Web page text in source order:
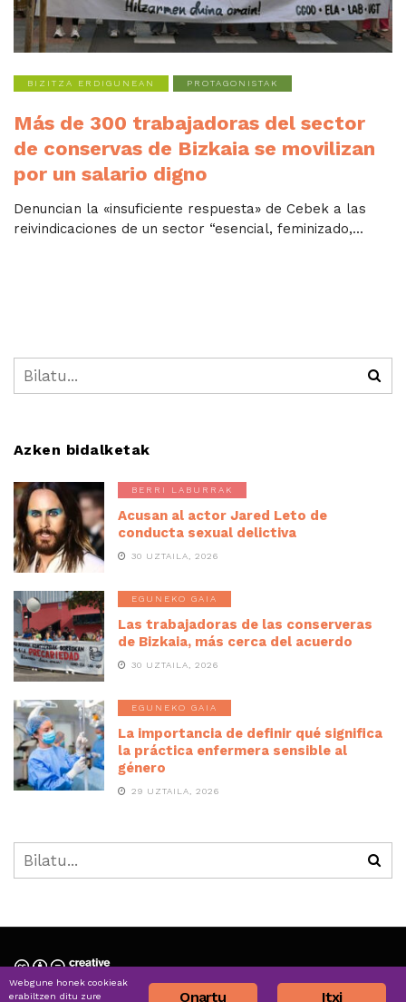
BIZITZA ERDIGUNEAN PROTAGONISTAK
Más de 300 trabajadoras del sector
de conservas de Bizkaia se movilizan
por un salario digno
Denuncian la «insuficiente respuesta» de Cebek a las
reivindicaciones de un sector “esencial, feminizado,...
Azken bidalketak
BERRI LABURRAK
Acusan al actor Jared Leto de
conducta sexual delictiva
30 UZTAILA, 2026
EGUNEKO GAIA
Las trabajadoras de las conserveras
de Bizkaia, más cerca del acuerdo
30 UZTAILA, 2026
EGUNEKO GAIA
La importancia de definir qué significa
la práctica enfermera sensible al
género
29 UZTAILA, 2026
Nortzuk gara » Quiénes somos Itxi
Onartu
Webgune honek cookieak
erabiltzen ditu zure